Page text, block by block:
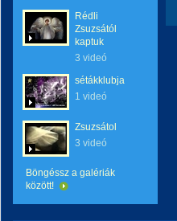
Rédli
Zsuzsától
kaptuk
3 videó
sétákklubja
1 videó
Zsuzsátol
3 videó
Böngéssz a galériák
között!